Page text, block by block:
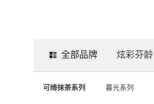
全部品牌 炫彩芬龄
可绮抹茶系列 暮光系列